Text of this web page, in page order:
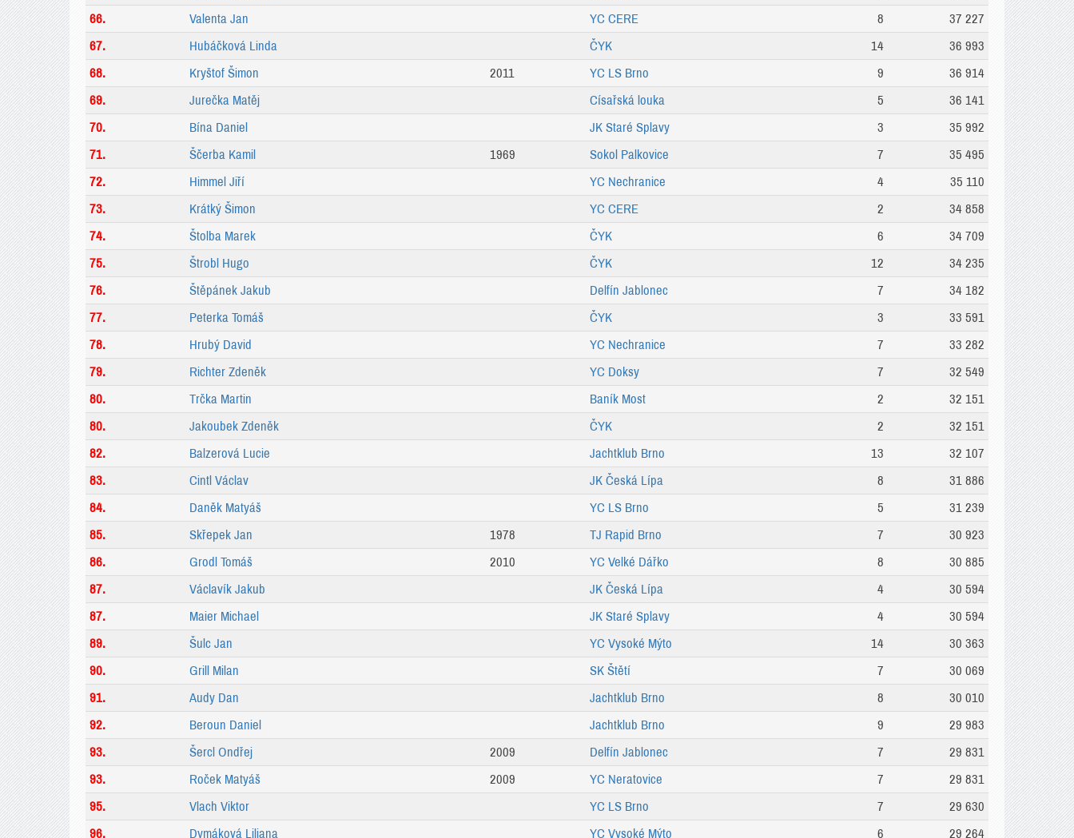
66.
Valenta Jan YC CERE 8
37 227
67.
Hubáčková Linda ČYK 14
36 993
68.
Kryštof Šimon 2011 YC LS Brno 9
36 914
69.
Jurečka Matěj Císařská louka 5
36 141
70.
Bína Daniel JK Staré Splavy 3
35 992
71.
Ščerba Kamil 1969 Sokol Palkovice 7
35 495
72.
Himmel Jiří YC Nechranice 4
35 110
73.
Krátký Šimon YC CERE 2
34 858
74.
Štolba Marek ČYK 6
34 709
75.
Štrobl Hugo ČYK 12
34 235
76.
Štěpánek Jakub Delfín Jablonec 7
34 182
77.
Peterka Tomáš ČYK 3
33 591
78.
Hrubý David YC Nechranice 7
33 282
79.
Richter Zdeněk YC Doksy 7
32 549
80.
Trčka Martin Baník Most 2
32 151
80.
Jakoubek Zdeněk ČYK 2
32 151
82.
Balzerová Lucie Jachtklub Brno 13
32 107
83.
Cintl Václav JK Česká Lípa 8
31 886
84.
Daněk Matyáš YC LS Brno 5
31 239
85.
Skřepek Jan 1978 TJ Rapid Brno 7
30 923
86.
Grodl Tomáš 2010 YC Velké Dářko 8
30 885
87.
Václavík Jakub JK Česká Lípa 4
30 594
87.
Maier Michael JK Staré Splavy 4
30 594
89.
Šulc Jan YC Vysoké Mýto 14
30 363
90.
Grill Milan SK Štětí 7
30 069
91.
Audy Dan Jachtklub Brno 8
30 010
92.
Beroun Daniel Jachtklub Brno 9
29 983
93.
Šercl Ondřej 2009 Delfín Jablonec 7
29 831
93.
Roček Matyáš 2009 YC Neratovice 7
29 831
95.
Vlach Viktor YC LS Brno 7
29 630
96.
Dymáková Liliana YC Vysoké Mýto 6 29 264